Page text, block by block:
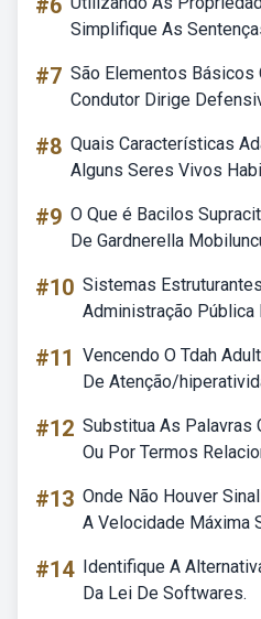
#6
Simplifique As
#7 São Elementos Básicos
Condutor Dirige
#8 Quais Características
Alguns Seres Vivos
#9 O Que é Bacilos
De Gardnerella
#10 Sistemas
Administração Pública
#11 Vencendo O Tdah
De Atenção/
#12 Substitua As Palavras
Ou Por Termos
#13 Onde Não Houver
A Velocidade Máxima
#14 Identifique A
Da Lei De Softwares.